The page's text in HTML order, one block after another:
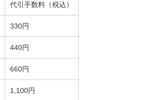
代引手数料（税込）
330円
440円
660円
1,100円